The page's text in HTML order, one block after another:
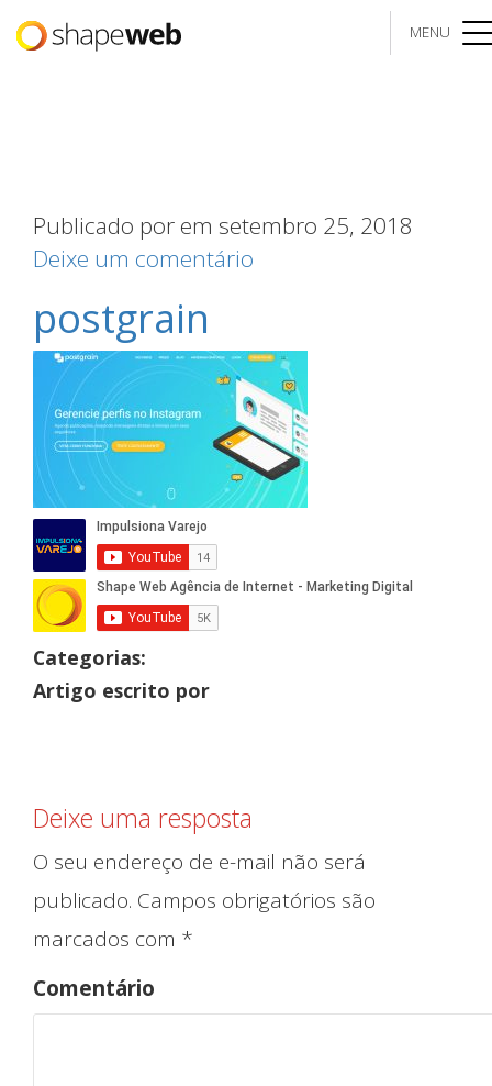
MENU
Publicado por em setembro 25, 2018
Deixe um comentário
postgrain
Categorias:
Artigo escrito por
Deixe uma resposta
O seu endereço de e-mail não será
publicado. Campos obrigatórios são
marcados com *
Comentário